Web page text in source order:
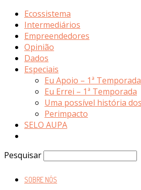
Ecossistema
Intermediários
Empreendedores
Opinião
Dados
Especiais
Eu Apoio – 1ª Temporada
Eu Errei – 1ª Temporada
Uma possível história
Perimpacto
SELO AUPA
Pesquisar
SOBRE NÓS